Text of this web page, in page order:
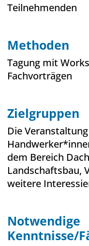
Teilnehmenden
Methoden
Tagung mit
Fachvorträgen
Zielgruppen
Die
dem Bereich
Landschaftsbau,
weitere
Notwendige
Kenntnisse/